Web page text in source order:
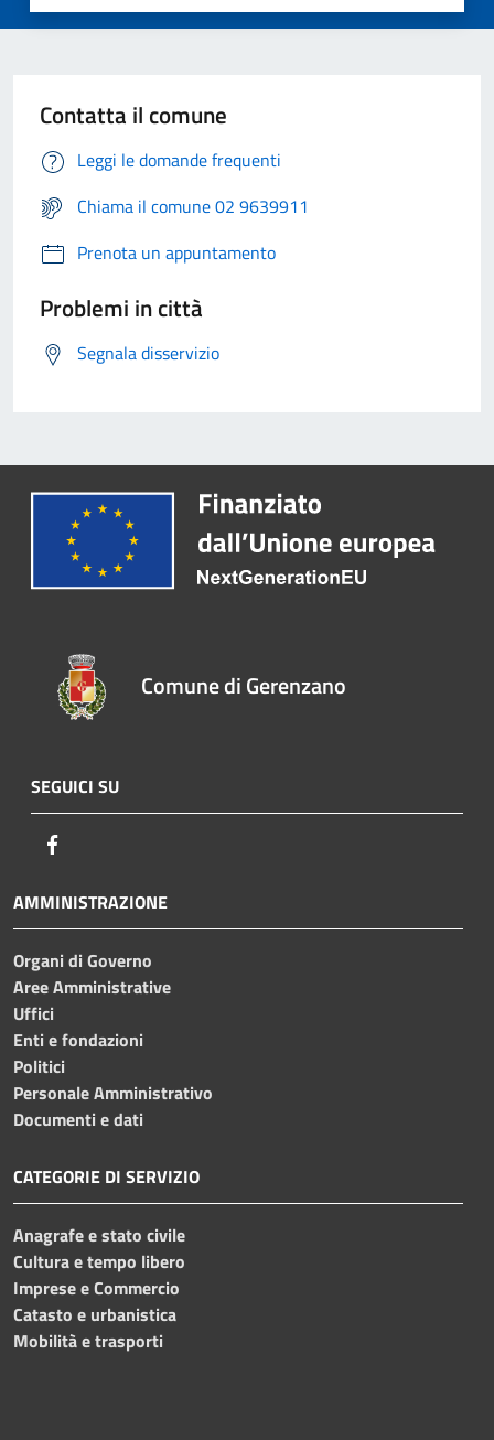
Contatta il comune
Leggi le domande frequenti
Chiama il comune 02 9639911
Prenota un appuntamento
Problemi in città
Segnala disservizio
Comune di Gerenzano
SEGUICI SU
AMMINISTRAZIONE
Organi di Governo
Aree Amministrative
Uffici
Enti e fondazioni
Politici
Personale Amministrativo
Documenti e dati
CATEGORIE DI SERVIZIO
Anagrafe e stato civile
Cultura e tempo libero
Imprese e Commercio
Catasto e urbanistica
Mobilità e trasporti